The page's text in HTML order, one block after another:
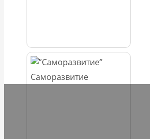
Саморазвитие